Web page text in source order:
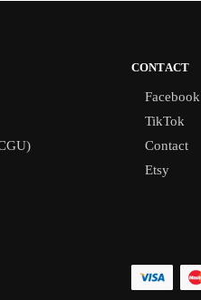
CONTACT
Facebook
TikTok
Contact
Etsy